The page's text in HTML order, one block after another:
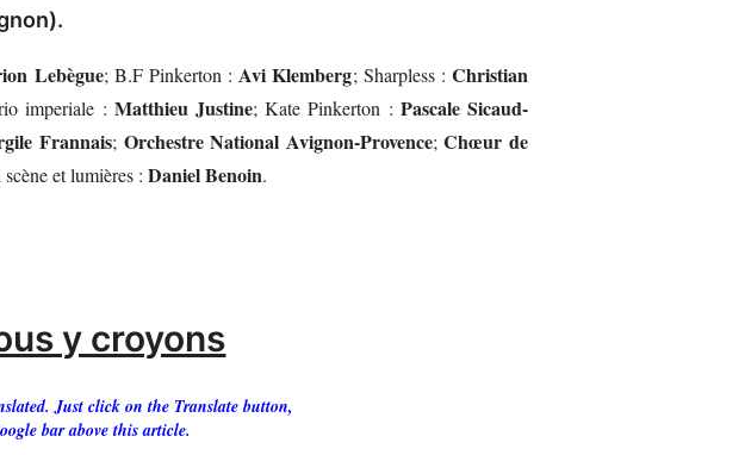
Lebègue; B.F Pinkerton : Avi Klemberg; Sharpless :Christian
imperiale : Matthieu Justine; Kate Pinkerton : Pascale Sicaud-
Frannais; Orchestre National Avignon-Provence;Chœur de
et lumières : Daniel Benoin.
y croyons
Just click on the Translate button,
bar above this article.